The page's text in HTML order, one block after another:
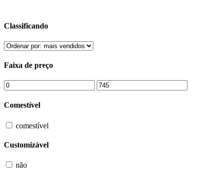
Classificando
Faixa de preço
Comestível
comestível
Customizável
não